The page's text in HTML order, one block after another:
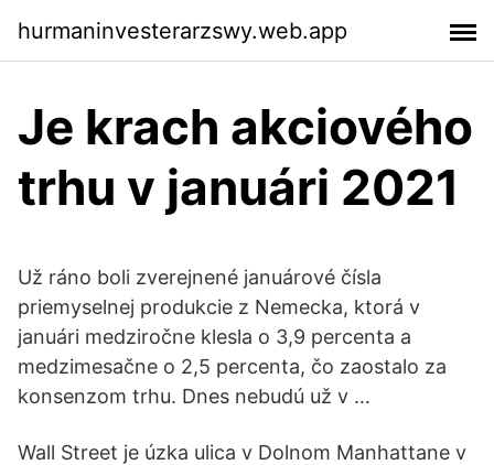
hurmaninvesterarzswy.web.app
Je krach akciového
trhu v januári 2021
Už ráno boli zverejnené januárové čísla
priemyselnej produkcie z Nemecka, ktorá v
januári medziročne klesla o 3,9 percenta a
medzimesačne o 2,5 percenta, čo zaostalo za
konsenzom trhu. Dnes nebudú už v …
Wall Street je úzka ulica v Dolnom Manhattane v